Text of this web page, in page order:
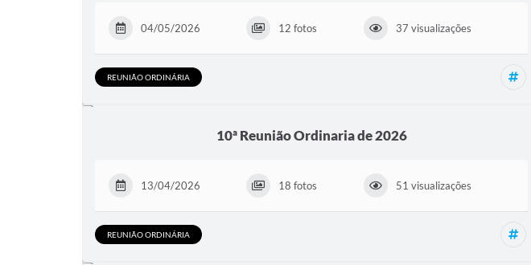
04/05/2026 12 fotos 37 visualizações
REUNIÃO ORDINÁRIA
10ª Reunião Ordinaria de 2026
13/04/2026 18 fotos 51 visualizações
REUNIÃO ORDINÁRIA